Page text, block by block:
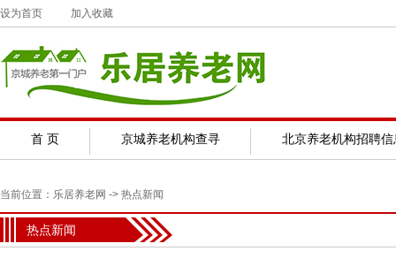
设为首页 加入收藏
首 页 京城养老机构查寻 北京养老机构招聘信
当前位置： 乐居养老网 -> 热点新闻
热点新闻